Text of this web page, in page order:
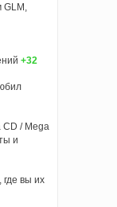
GLM,
+32
CD / Mega
и
где вы их